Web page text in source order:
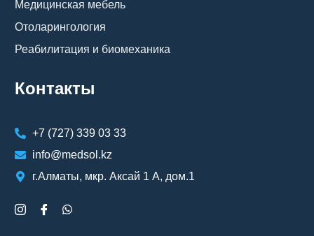
Медицинская мебель
Отоларингология
Реабилитация и биомеханика
Контакты
+7 (727) 339 03 33
info@medsol.kz
г.Алматы, мкр. Аксай 1 А, дом.1